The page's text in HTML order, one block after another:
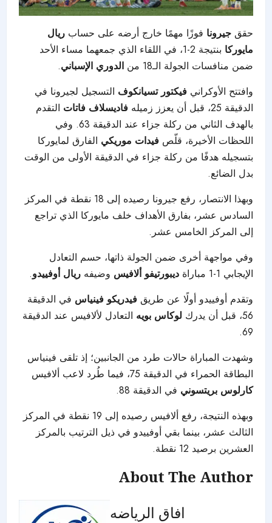
حققجيرونا فوزًا مهمًا خارج أرضه على حسابريال
مايوركا
بنتيجة 2-1، في اللقاء الذي جمعهما مساء الأحد
ضمن منافسات الجولة الـ18 من
الدوري الإسباني.
وافتتح الأوكرانيفيكتور تسيانكوف التسجيل لجيرونا في
الدقيقة 25، قبل أن يعزز زميله
فاديسلاف فاتات التقدم
بالهدف الثاني من ركلة جزاء عند الدقيقة 63. وفي
اللحظات الأخيرة، قلّصفيدات موريكي الفارق لمايوركا
بتسجيله هدفًا من ركلة جزاء في الدقيقة الأولى من الوقت
بدل الضائع.
وبهذا الانتصار، رفع جيرونا رصيده إلى 18 نقطة في المركز
السادس عشر، بفارق الأهداف خلف مايوركا الذي تراجع
إلى المركز الخامس عشر.
وفي مواجهة أخرى ضمن الجولة ذاتها، حسم التعادل
الإيجابي 1-1 مباراة
ديبورتيفو ألافيس وضيفهريال أوفييدو.
وتقدم أوفييدو أولًا عن طريقفيدريكو فينياس في الدقيقة
56، قبل أن يدرك
لوكاس بويه التعادل لألافيس عند الدقيقة
69.
وشهدت المباراة حالات طرد من الجانبين؛ إذ تلقى فينياس
البطاقة الحمراء في الدقيقة 75، فيما طُرد لاعب ألافيس
كارلوس بريتسوني في الدقيقة 88.
وبهذه النتيجة، رفع ألافيس رصيده إلى 19 نقطة في المركز
الثالث عشر، بينما بقي أوفييدو في ذيل الترتيب بالمركز
العشرين برصيد 12 نقطة.
About The Author
افاق الرياضه